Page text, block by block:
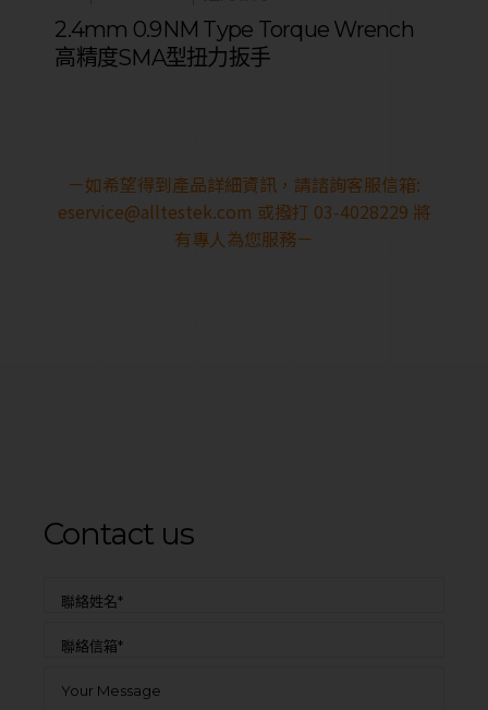
2.4mm 0.9NM Type Torque Wrench
高精度SMA型扭力扳手
－如希望得到產品詳細資訊，請諮詢客服信箱:
eservice@alltestek.com 或撥打 03-4028229 將
有專人為您服務－
Contact us